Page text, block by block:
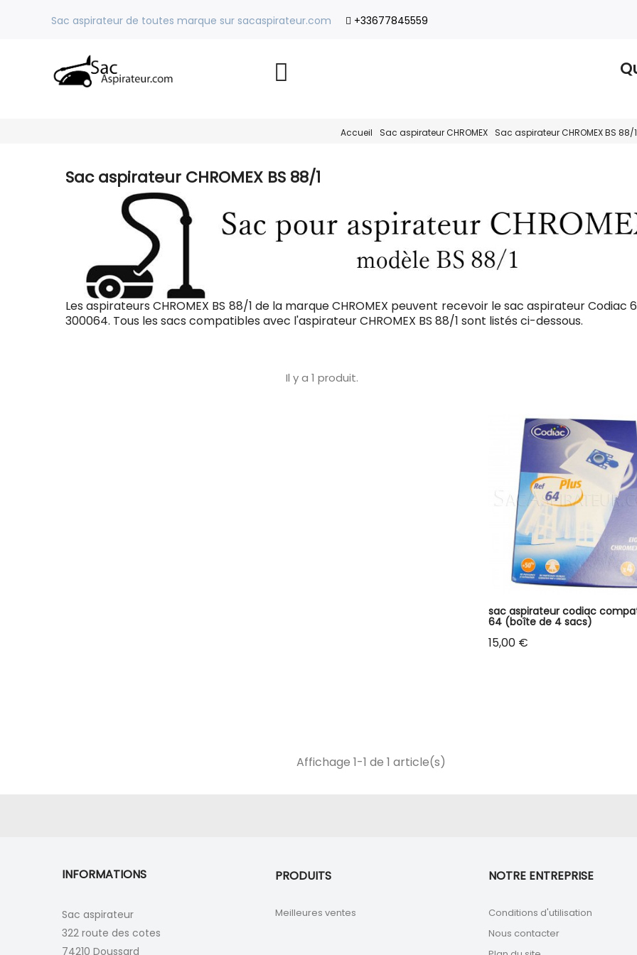
Sac aspirateur de toutes marque sur sacaspirateur.com +33677845559
Accueil Sac aspirateur CHROMEX Sac aspirateur CHROMEX BS 88/1
Sac aspirateur CHROMEX BS 88/1
Les aspirateurs CHROMEX BS 88/1 de la marque CHROMEX peuvent recevoir le sac aspirateur
300064. Tous les sacs compatibles avec l'aspirateur CHROMEX BS 88/1 sont listés ci-dessous.
Il y a 1 produit.
sac aspirateur codiac
64 (boîte de 4 sacs)
Prix
15,00 €
Affichage 1-1 de 1 article(s)
INFORMATIONS
Sac aspirateur
322 route des cotes
74210 Doussard
PRODUITS
Meilleures ventes
NOTRE ENTREPRISE
Conditions d'utilisation
Nous contacter